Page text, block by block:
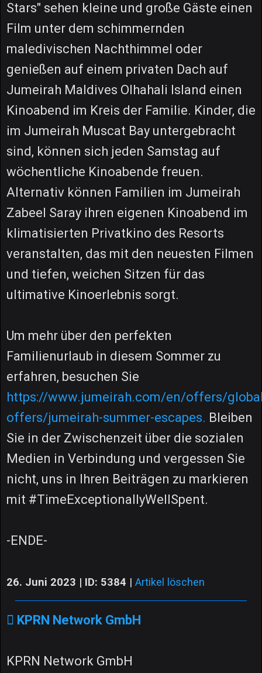
Stars" sehen kleine und große Gäste einen
Film unter dem schimmernden
maledivischen Nachthimmel oder
genießen auf einem privaten Dach auf
Jumeirah Maldives Olhahali Island einen
Kinoabend im Kreis der Familie. Kinder, die
im Jumeirah Muscat Bay untergebracht
sind, können sich jeden Samstag auf
wöchentliche Kinoabende freuen.
Alternativ können Familien im Jumeirah
Zabeel Saray ihren eigenen Kinoabend im
klimatisierten Privatkino des Resorts
veranstalten, das mit den neuesten Filmen
und tiefen, weichen Sitzen für das
ultimative Kinoerlebnis sorgt.
Um mehr über den perfekten
Familienurlaub in diesem Sommer zu
erfahren, besuchen Sie
https://www.jumeirah.com/en/offers/
offers/jumeirah-summer-escapes. Bleiben
Sie in der Zwischenzeit über die sozialen
Medien in Verbindung und vergessen Sie
nicht, uns in Ihren Beiträgen zu markieren
mit #TimeExceptionallyWellSpent.
-ENDE-
26. Juni 2023 | ID: 5384 | Artikel löschen
KPRN Network GmbH
KPRN Network GmbH